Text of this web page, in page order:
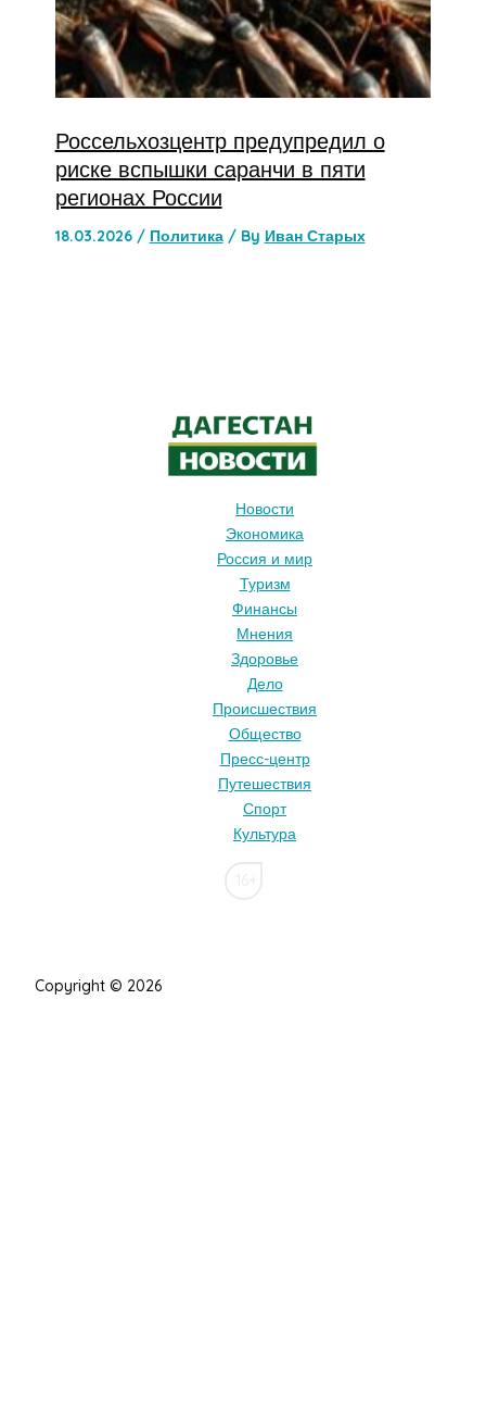
Россельхозцентр предупредил о
риске вспышки саранчи в пяти
регионах России
18.03.2026 / Политика/ By Иван Старых
Новости
Экономика
Россия и мир
Туризм
Финансы
Мнения
Здоровье
Дело
Происшествия
Общество
Пресс-центр
Путешествия
Спорт
Культура
Copyright © 2026